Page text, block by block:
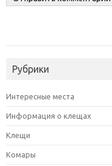
Рубрики
Интересные места
Информация о клещах
Клещи
Комары